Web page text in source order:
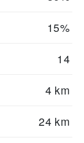
15%
14
4 km
24 km